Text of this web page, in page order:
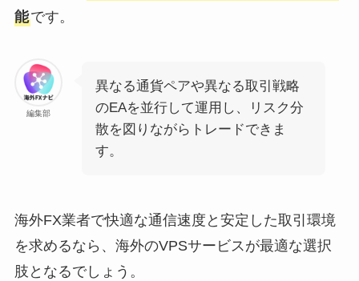
能です。
編集部
異なる通貨ペアや異なる取引戦略
のEAを並行して運用し、リスク分
散を図りながらトレードできま
す。
海外FX業者で快適な通信速度と安定した取引環境
を求めるなら、海外のVPSサービスが最適な選択
肢となるでしょう。